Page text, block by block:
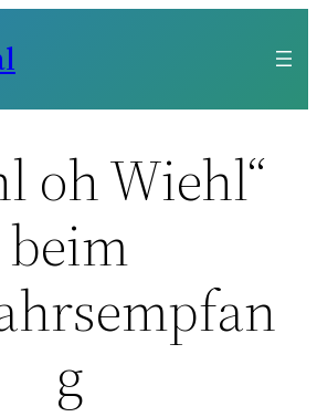
oh Wiehl“
beim
g